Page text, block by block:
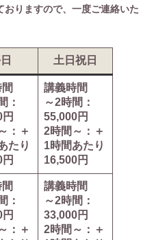
おりますので、一度ご連絡いた
土日祝日
間
：
：＋
たり
講義時間
～2時間：
55,000円
2時間～：＋
1時間あたり
16,500円
間
：
：＋
講義時間
～2時間：
33,000円
2時間～：＋